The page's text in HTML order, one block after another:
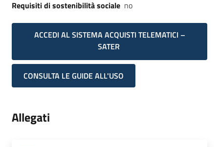
Requisiti di sostenibilità sociale no
ACCEDI AL SISTEMA ACQUISTI TELEMATICI –
SATER
CONSULTA LE GUIDE ALL'USO
Allegati